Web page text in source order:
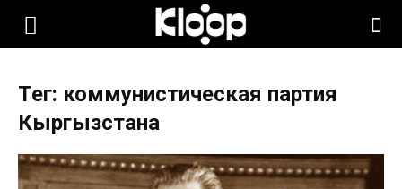
KLOOP.KG
Новости
Тег: коммунистическая партия
Кыргызстана